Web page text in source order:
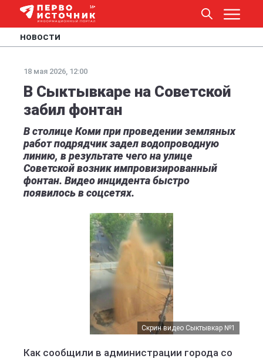
НОВОСТИ
18 мая 2026, 12:00
В Сыктывкаре на Советской
забил фонтан
В столице Коми при проведении земляных
работ подрядчик задел водопроводную
линию, в результате чего на улице
Советской возник импровизированный
фонтан. Видео инцидента быстро
появилось в соцсетях.
Скрин видео Сыктывкар №1
Как сообщили в администрации города со